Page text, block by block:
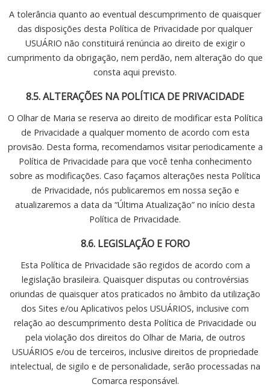
A tolerância quanto ao eventual descumprimento de quaisquer
das disposições desta Política de Privacidade por qualquer
USUÁRIO não constituirá renúncia ao direito de exigir o
cumprimento da obrigação, nem perdão, nem alteração do que
consta aqui previsto.
8.5. ALTERAÇÕES NA POLÍTICA DE PRIVACIDADE
O Olhar de Maria se reserva ao direito de modificar esta Política
de Privacidade a qualquer momento de acordo com esta
provisão. Desta forma, recomendamos visitar periodicamente a
Política de Privacidade para que você tenha conhecimento
sobre as modificações. Caso façamos alterações nesta Política
de Privacidade, nós publicaremos em nossa seção e
atualizaremos a data da “Última Atualização” no início desta
Política de Privacidade.
8.6. LEGISLAÇÃO E FORO
Esta Política de Privacidade são regidos de acordo com a
legislação brasileira. Quaisquer disputas ou controvérsias
oriundas de quaisquer atos praticados no âmbito da utilização
dos Sites e/ou Aplicativos pelos USUÁRIOS, inclusive com
relação ao descumprimento desta Política de Privacidade ou
pela violação dos direitos do Olhar de Maria, de outros
USUÁRIOS e/ou de terceiros, inclusive direitos de propriedade
intelectual, de sigilo e de personalidade, serão processadas na
Comarca responsável.